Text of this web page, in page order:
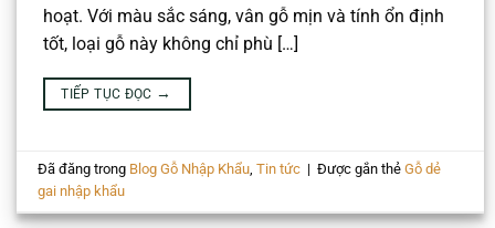
hoạt. Với màu sắc sáng, vân gỗ mịn và tính ổn định
tốt, loại gỗ này không chỉ phù […]
TIẾP TỤC ĐỌC →
Đã đăng trong Blog Gỗ Nhập Khẩu,Tin tức | Được gắn thẻGỗ dẻ
gai nhập khẩu